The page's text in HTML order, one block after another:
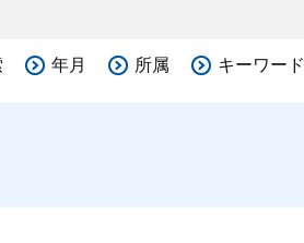
年月 所属 キーワード